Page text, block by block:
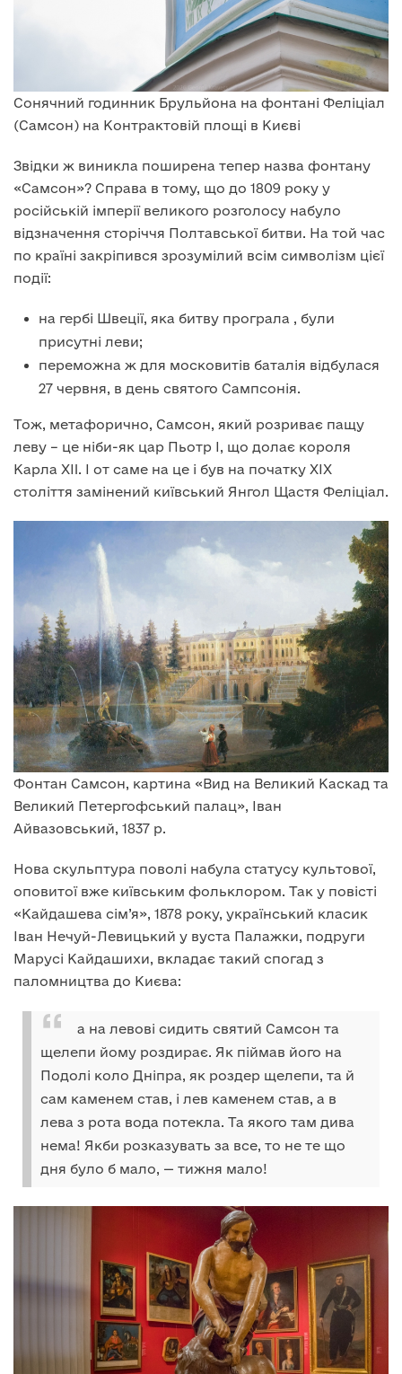
Сонячний годинник Брульйона на фонтані Феліціал
(Самсон) на Контрактовій площі в Києві
Звідки ж виникла поширена тепер назва фонтану
«Самсон»? Справа в тому, що до 1809 року у
російській імперії великого розголосу набуло
відзначення сторіччя Полтавської битви. На той час
по країні закріпився зрозумілий всім символізм цієї
події:
на гербі Швеції, яка битву програла , були
присутні леви;
переможна ж для московитів баталія відбулася
27 червня, в день святого Сампсонія.
Тож, метафорично, Самсон, який розриває пащу
леву – це ніби-як цар Пьотр I, що долає короля
Карла XII. І от саме на це і був на початку XIX
століття замінений київський Янгол Щастя Феліціал.
Фонтан Самсон, картина «Вид на Великий Каскад та
Великий Петергофський палац», Іван
Айвазовський, 1837 р.
Нова скульптура поволі набула статусу культової,
оповитої вже київським фольклором. Так у повісті
«Кайдашева сім’я», 1878 року, український класик
Іван Нечуй-Левицький у вуста Палажки, подруги
Марусі Кайдашихи, вкладає такий спогад з
паломництва до Києва:
а на левові сидить святий Самсон та
щелепи йому роздирає. Як піймав його на
Подолі коло Дніпра, як роздер щелепи, та й
сам каменем став, і лев каменем став, а в
лева з рота вода потекла. Та якого там дива
нема! Якби розказувать за все, то не те що
дня було б мало, — тижня мало!